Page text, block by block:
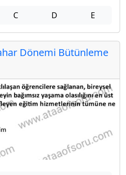
C D E
Dönemi Bütünleme